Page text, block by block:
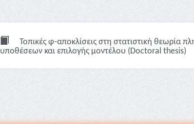
Τοπικές φ-αποκλίσεις στη στατιστική θεωρία
υποθέσεων και επιλογής μοντέλου (Doctoral thesis)